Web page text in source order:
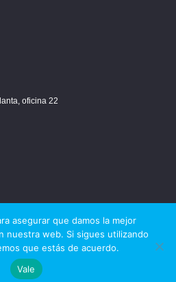
oficina 22
por espa.es-Aviso legal -Política de
asegurar que damos la mejor
nuestra web. Si sigues utilizando
que estás de acuerdo.
Vale